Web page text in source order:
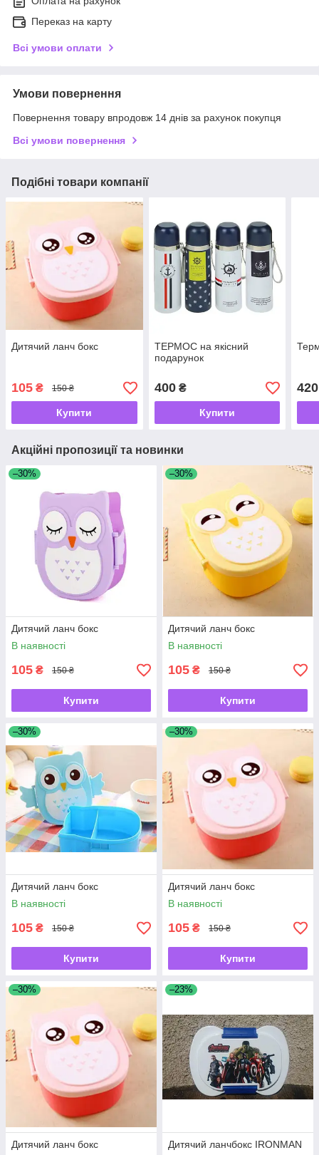
Переказ на карту
Всі умови оплати
Умови повернення
Повернення товару впродовж 14 днів за рахунок покупця
Всі умови повернення
Подібні товари компанії
Дитячий ланч бокс
105 ₴ 150 ₴
Купити
ТЕРМОС на якісний
подарунок
400₴
Купити
420
Акційні пропозиції та новинки
–30%
Дитячий ланч бокс
В наявності
105 ₴ 150 ₴
Купити
–30%
Дитячий ланч бокс
В наявності
105 ₴ 150 ₴
Купити
–30%
Дитячий ланч бокс
В наявності
105 ₴ 150 ₴
Купити
–30%
Дитячий ланч бокс
В наявності
105 ₴ 150 ₴
Купити
–30%
Дитячий ланч бокс
–23%
Дитячий ланчбокс IRONMAN